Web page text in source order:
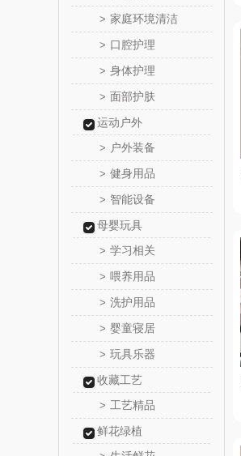
> 家庭环境清洁
> 口腔护理
> 身体护理
> 面部护肤
运动户外
> 户外装备
> 健身用品
> 智能设备
母婴玩具
> 学习相关
> 喂养用品
> 洗护用品
> 婴童寝居
> 玩具乐器
收藏工艺
> 工艺精品
鲜花绿植